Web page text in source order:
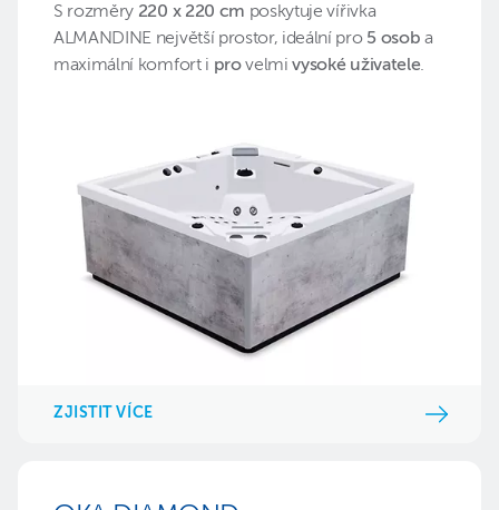
S rozměry 220 x 220 cm poskytuje vířivka
ALMANDINE největší prostor, ideální pro5 osob a
maximální komfort i provelmivysoké uživatele.
ZJISTIT VÍCE